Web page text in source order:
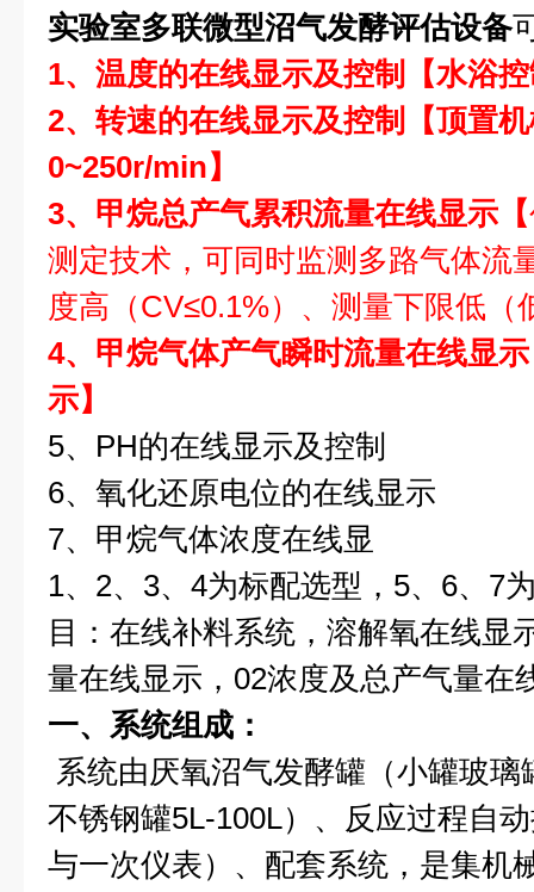
实验室多联微型沼气发酵评估设备
1、温度的在线显示及控制【水浴
2、转速的在线显示及控制【顶置
0~250r/min】
3、甲烷总产气累积流量在线显示【
测定技术，可同时监测多路气体
度高（CV≤0.1%）、测量下限低（
4、甲烷气体产气瞬时流量在线显
示】
5、PH的在线显示及控制
6、氧化还原电位的在线显示
7、甲烷气体浓度在线显
1、2、3、4为标配选型，5、6、7
目：在线补料系统，溶解氧在线显
量在线显示，02浓度及总产气量在
一、系统组成：
系统由厌氧沼气发酵罐 （小罐玻
不锈钢罐5L-100L）、反应过程自
与一次仪表）、配套系统，是集机